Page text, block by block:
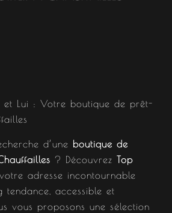
et Lui : Votre boutique de prêt-
d’une boutique de
? Découvrez Top
votre adresse incontournable
tendance, accessible et
vous proposons une sélection